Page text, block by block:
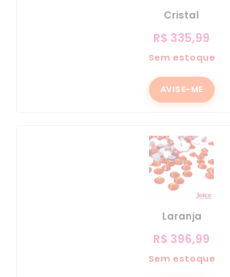
Cristal
R$ 335,99
Sem estoque
AVISE-ME
Laranja
R$ 396,99
Sem estoque